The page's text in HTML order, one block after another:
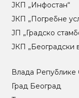
ЈКП „Инфостан“
ЈКП „Погребне
ЈП „Градско
ЈКП „Београдски
Влада Републике
Град Београд